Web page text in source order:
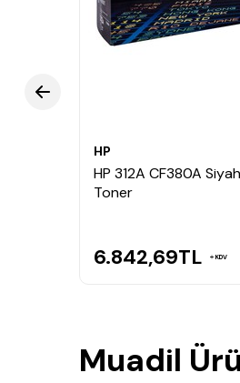
Kaliteli bileşenleri
Kullanım
Profesyonel renkli
HP
HP 312A CF380A
Toner
6.842,69TL KDV
Muadil